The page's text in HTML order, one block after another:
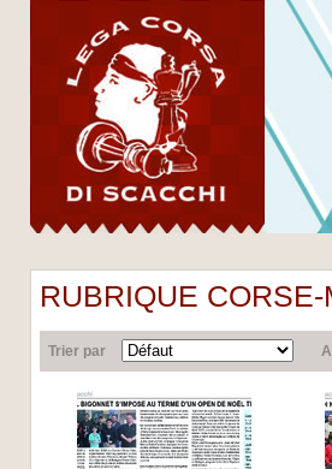
RUBRIQUE CORSE-
Trier par